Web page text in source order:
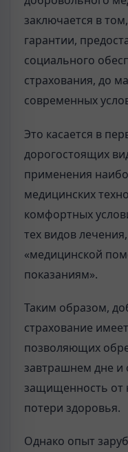
заключается в
гарантии,
социального
страхования, до
современных
Это касается в
дорогостоящих
применения
медицинских
комфортных
тех видов
«медицинской
показаниям».
Таким образом,
страхование
позволяющих
завтрашнем дне и
защищенность от
потери здоровья.
Однако опыт